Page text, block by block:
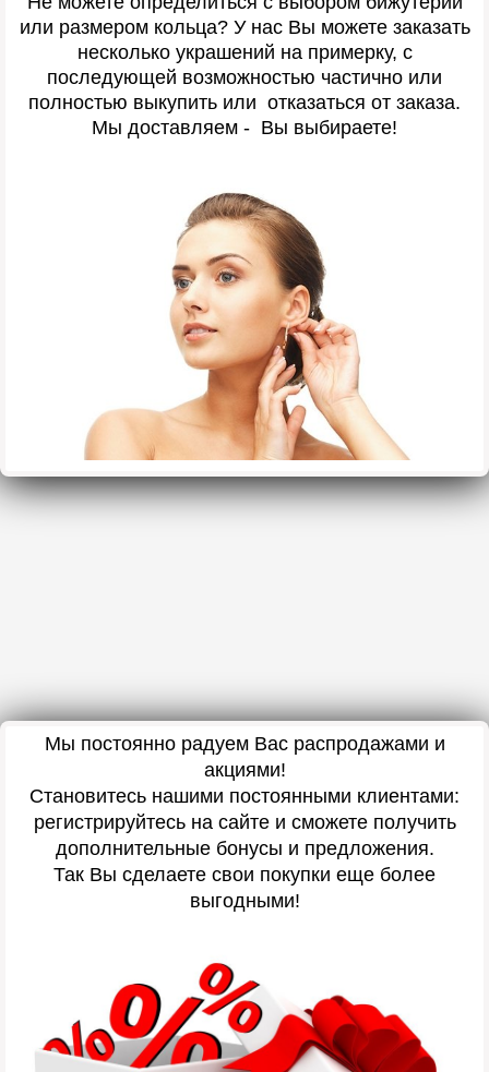
или размером кольца? У нас Вы можете заказать
несколько украшений на примерку, с
последующей возможностью частично или
полностью выкупить или отказаться от заказа.
Мы доставляем - Вы выбираете!
Мы постоянно радуем Вас распродажами и
акциями!
Становитесь нашими постоянными клиентами:
регистрируйтесь на сайте и сможете получить
дополнительные бонусы и предложения.
Так Вы сделаете свои покупки еще более
выгодными!